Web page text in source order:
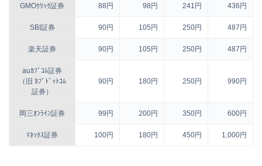
GMOｸﾘｯｸ証券 88円 98円 241円 436円
SBI証券 90円 105円 250円 487円
楽天証券 90円 105円 250円 487円
auｶﾌﾞｺﾑ証券
（旧 ｶﾌﾞﾄﾞｯﾄｺﾑ
証券）
90円 180円 250円 990円
岡三ｵﾝﾗｲﾝ証券 99円 200円 350円 600円
ﾏﾈｯｸｽ証券 100円 180円 450円 1,000円